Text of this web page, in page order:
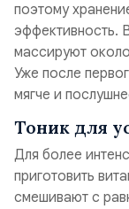
поэтому
эффективность.
массируют
Уже после
мягче и
Тоник для
Для более
приготовить
смешивают с